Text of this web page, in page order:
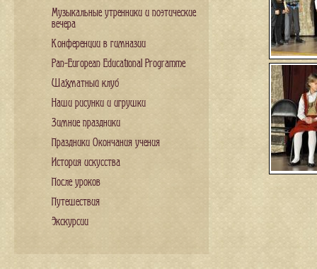
Музыкальные утренники и поэтические
вечера
Конференции в гимназии
Pan-European Educational Programme
Шахматный клуб
Наши рисунки и игрушки
Зимние праздники
Праздники Окончания учения
История искусства
После уроков
Путешествия
Экскурсии